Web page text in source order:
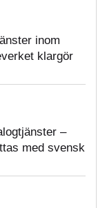
inom
klargör
–
med svensk